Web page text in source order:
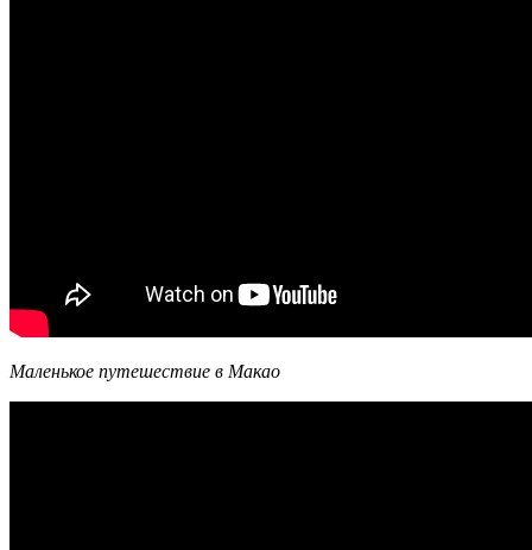
Маленькое путешествие в Макао